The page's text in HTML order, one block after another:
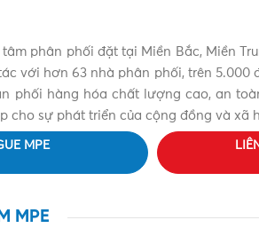
phân phối đặt tại Miền Bắc, Miền
với hơn 63 nhà phân phối, trên 5.000
phối hàng hóa chất lượng cao, an
cho sự phát triển của cộng đồng và xã
MPE
MPE